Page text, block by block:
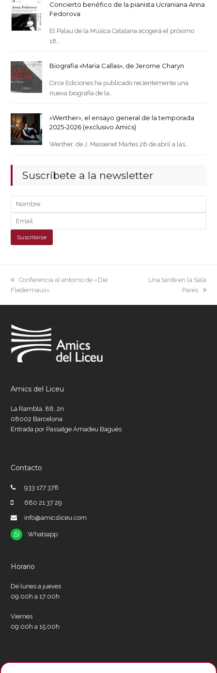
Concierto benéfico de la pianista Ucraniana Anna
Fedorova
El Palau de la Música Catalana acogerá el próximo
18…
Biografia «Maria Callas», de Jerome Charyn
Circe Ediciones ha publicado recientemente una
nueva biografía de la…
«Werther», el ensayo general de la temporada
2025-2026 (exclusivo Amics)
Werther, de J. Massenet Martes 28 de abril a las…
Suscríbete a la newsletter
previous
post:
Conferencia al entorno de «Die
Fledermaus»
next
Una tarde en la Sala
Parés
Amics del Liceu
La Rambla, 88, 2n
08002 Barcelona
Entrada por Passatge Amadeu Bagués
Contacto
933 177 378
680 21 37 29
info@amicsliceu.com
Whatsapp
Whatsapp
Horario
De lunes a jueves
09:00h a 17:00h
Viernes
09:00h a 15:00h
Redes sociales